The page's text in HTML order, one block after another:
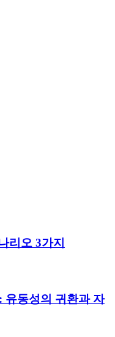
리오 3가지
유동성의 귀환과 자